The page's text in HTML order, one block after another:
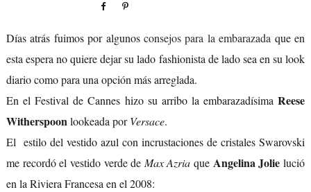
Días atrás fuimos por algunos consejos para la embarazada que en
esta espera no quiere dejar su lado fashionista de lado sea en su look
diario como para una opción más arreglada.
En el Festival de Cannes hizo su arribo la embarazadísimaReese
Witherspoonlookeada porVersace.
El estilo del vestido azul con incrustaciones de cristales Swarovski
me recordó el vestido verde de Max Azria que Angelina Jolie lució
en la Riviera Francesa en el 2008: